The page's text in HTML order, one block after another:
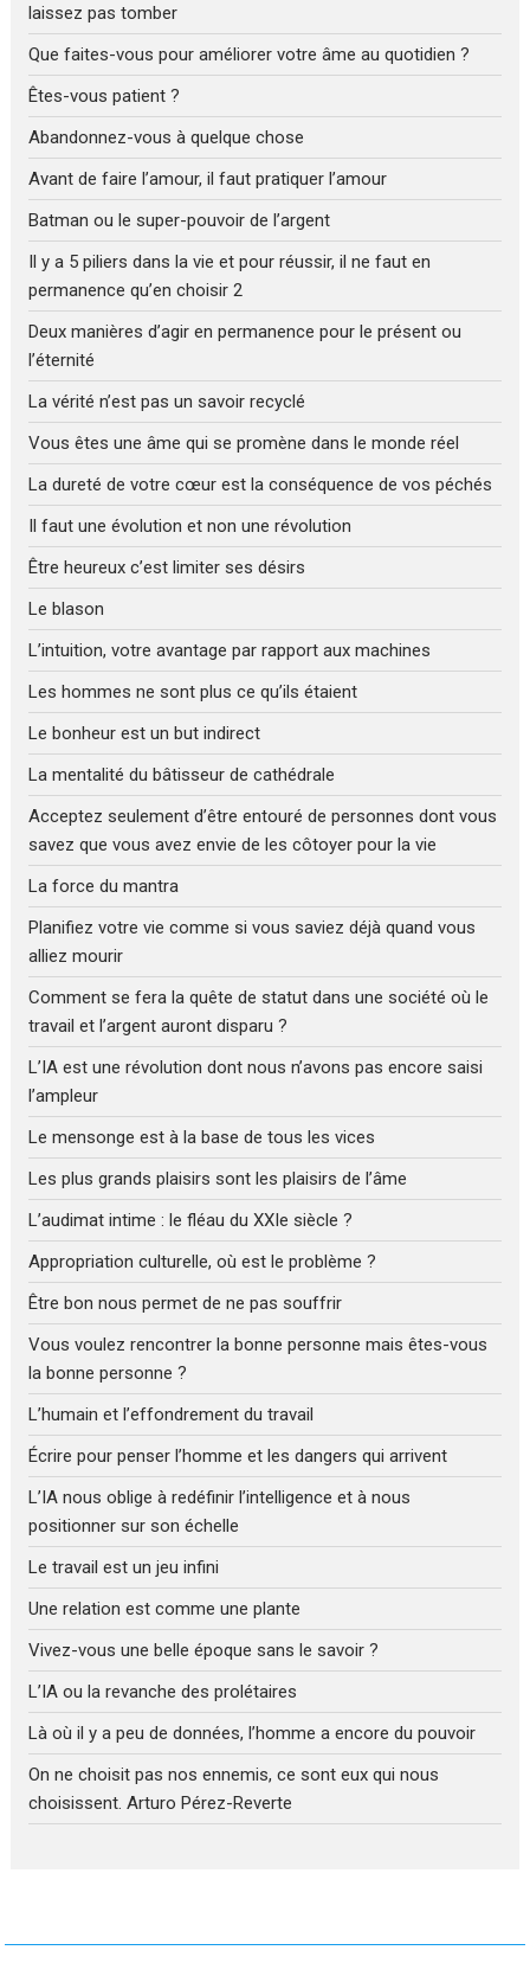
laissez pas tomber
Que faites-vous pour améliorer votre âme au quotidien ?
Êtes-vous patient ?
Abandonnez-vous à quelque chose
Avant de faire l’amour, il faut pratiquer l’amour
Batman ou le super-pouvoir de l’argent
Il y a 5 piliers dans la vie et pour réussir, il ne faut en
permanence qu’en choisir 2
Deux manières d’agir en permanence pour le présent ou
l’éternité
La vérité n’est pas un savoir recyclé
Vous êtes une âme qui se promène dans le monde réel
La dureté de votre cœur est la conséquence de vos péchés
Il faut une évolution et non une révolution
Être heureux c’est limiter ses désirs
Le blason
L’intuition, votre avantage par rapport aux machines
Les hommes ne sont plus ce qu’ils étaient
Le bonheur est un but indirect
La mentalité du bâtisseur de cathédrale
Acceptez seulement d’être entouré de personnes dont vous
savez que vous avez envie de les côtoyer pour la vie
La force du mantra
Planifiez votre vie comme si vous saviez déjà quand vous
alliez mourir
Comment se fera la quête de statut dans une société où le
travail et l’argent auront disparu ?
L’IA est une révolution dont nous n’avons pas encore saisi
l’ampleur
Le mensonge est à la base de tous les vices
Les plus grands plaisirs sont les plaisirs de l’âme
L’audimat intime : le fléau du XXIe siècle ?
Appropriation culturelle, où est le problème ?
Être bon nous permet de ne pas souffrir
Vous voulez rencontrer la bonne personne mais êtes-vous
la bonne personne ?
L’humain et l’effondrement du travail
Écrire pour penser l’homme et les dangers qui arrivent
L’IA nous oblige à redéfinir l’intelligence et à nous
positionner sur son échelle
Le travail est un jeu infini
Une relation est comme une plante
Vivez-vous une belle époque sans le savoir ?
L’IA ou la revanche des prolétaires
Là où il y a peu de données, l’homme a encore du pouvoir
On ne choisit pas nos ennemis, ce sont eux qui nous
choisissent. Arturo Pérez-Reverte